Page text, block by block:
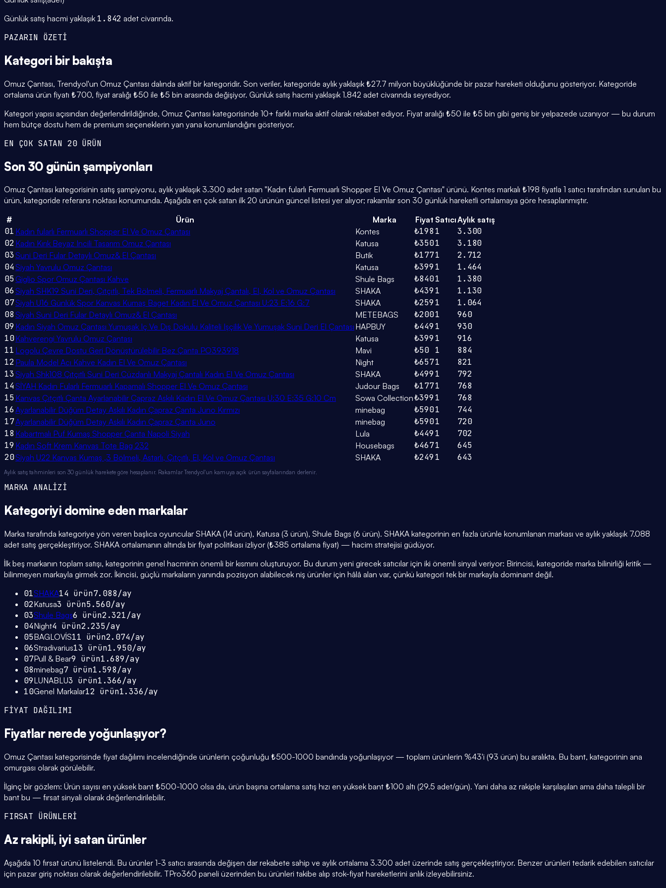
Günlük satış hacmi yaklaşık 1.842 adet civarında.
PAZARIN ÖZETİ
Kategori bir bakışta
Omuz Çantası, Trendyol'un Omuz Çantası dalında aktif bir kategoridir. Son veriler, kategoride aylık yaklaşık ₺27.7 milyon büyüklüğünde bir pazar hareketi olduğunu gösteriyor. Kategoride
ortalama ürün fiyatı ₺700, fiyat aralığı ₺50 ile ₺5 bin arasında değişiyor. Günlük satış hacmi yaklaşık 1.842 adet civarında seyrediyor.
Kategori yapısı açısından değerlendirildiğinde, Omuz Çantası kategorisinde 10+ farklı marka aktif olarak rekabet ediyor. Fiyat aralığı ₺50 ile ₺5 bin gibi geniş bir yelpazede uzanıyor — bu durum
hem bütçe dostu hem de premium seçeneklerin yan yana konumlandığını gösteriyor.
EN ÇOK SATAN 20 ÜRÜN
Son 30 günün şampiyonları
Omuz Çantası kategorisinin satış şampiyonu, aylık yaklaşık 3.300 adet satan "Kadın fularlı Fermuarlı Shopper El Ve Omuz Çantası" ürünü. Kontes markalı ₺198 fiyatla 1 satıcı tarafından sunulan bu
ürün, kategoride referans noktası konumunda. Aşağıda en çok satan ilk 20 ürünün güncel listesi yer alıyor; rakamlar son 30 günlük hareketli ortalamaya göre hesaplanmıştır.
#
Ürün Marka Fiyat SatıcıAylık satış
01 Kadın fularlı Fermuarlı Shopper El Ve Omuz Çantası Kontes ₺198 1
3.300
02 Kadın Kırık Beyaz Incili Tasarım Omuz Çantası Katusa ₺3501
3.180
03Suni Deri Fular Detaylı Omuz& El Çantası Butik ₺1771
2.712
04Siyah Yavrulu Omuz Çantası Katusa ₺399 1
1.464
05 Giglio Spor Omuz Çantası Kahve Shule Bags ₺8401
1.380
06 Siyah SHK19 Suni Deri, Çıtçıtlı, Tek Bölmeli, Fermuarlı Makyaj Çantalı, El, Kol ve Omuz Çantası SHAKA ₺439 1
1.130
07Siyah U16 Günlük Spor Kanvas Kumaş Baget Kadın El Ve Omuz Çantası U:23 E:16 G:7 SHAKA ₺259 1
1.064
08 Siyah Suni Deri Fular Detaylı Omuz& El Çantası METEBAGS ₺2001
960
09 Kadın Siyah Omuz Çantası Yumuşak Iç Ve Dış Dokulu Kaliteli Işçilik Ve Yumuşak Suni Deri El Çantası HAPBUY ₺449 1
930
10Kahverengi Yavrulu Omuz Çantası Katusa ₺399 1
916
11 Logolu Çevre Dostu Geri Dönüştürülebilir Bez Çanta PO393918 Mavi ₺50 1
884
12 Paula Model Acı Kahve Kadın El Ve Omuz Çantası Night ₺6571
821
13Siyah Shk108 Çıtçıtlı Suni Deri Cüzdanlı Makyaj Çantalı Kadın El Ve Omuz Çantası SHAKA ₺499 1
792
14SİYAH Kadın Fularlı Fermuarlı Kapamalı Shopper El Ve Omuz Çantası Judour Bags ₺1771
768
15 Kanvas Çıtçıtlı Çanta Ayarlanabilir Çapraz Askılı Kadın El Ve Omuz Çantası U:30 E:35 G:10 Cm Sowa Collection₺399 1
768
16 Ayarlanabilir Düğüm Detay Askılı Kadın Çapraz Çanta Juno Kırmızı minebag ₺5901
744
17Ayarlanabilir Düğüm Detay Askılı Kadın Çapraz Çanta Juno minebag ₺5901
720
18 Kabartmalı Puf Kumaş Shopper Çanta Napoli Siyah Lula ₺449 1
702
19 Kadın Soft Krem Kanvas Tote Bag 232 Housebags ₺4671
645
20Siyah U22 Kanvas Kumaş ,3 Bölmeli, Astarlı, Çıtçıtlı, El, Kol ve Omuz Çantası SHAKA ₺249 1 643
Aylık satış tahminleri son 30 günlük harekete göre hesaplanır. Rakamlar Trendyol'un kamuya açık ürün sayfalarından derlenir.
MARKA ANALİZİ
Kategoriyi domine eden markalar
Marka tarafında kategoriye yön veren başlıca oyuncular SHAKA (14 ürün), Katusa (3 ürün), Shule Bags (6 ürün). SHAKA kategorinin en fazla ürünle konumlanan markası ve aylık yaklaşık 7.088
adet satış gerçekleştiriyor. SHAKA ortalamanın altında bir fiyat politikası izliyor (₺385 ortalama fiyat) — hacim stratejisi güdüyor.
İlk beş markanın toplam satışı, kategorinin genel hacminin önemli bir kısmını oluşturuyor. Bu durum yeni girecek satıcılar için iki önemli sinyal veriyor: Birincisi, kategoride marka bilinirliği kritik —
bilinmeyen markayla girmek zor. İkincisi, güçlü markaların yanında pozisyon alabilecek niş ürünler için hâlâ alan var, çünkü kategori tek bir markayla dominant değil.
01SHAKA14 ürün7.088/ay
02Katusa3 ürün5.560/ay
03Shule Bags6 ürün2.321/ay
04Night4 ürün2.235/ay
05BAGLOVİS11 ürün2.074/ay
06Stradivarius13 ürün1.950/ay
07Pull & Bear9 ürün1.689/ay
08minebag7ürün1.598/ay
09LUNABLU3 ürün1.366/ay
10Genel Markalar12 ürün1.336/ay
FİYAT DAĞILIMI
Fiyatlar nerede yoğunlaşıyor?
Omuz Çantası kategorisinde fiyat dağılımı incelendiğinde ürünlerin çoğunluğu ₺500-1000 bandında yoğunlaşıyor — toplam ürünlerin %43'i (93 ürün) bu aralıkta. Bu bant, kategorinin ana
omurgası olarak görülebilir.
İlginç bir gözlem: Ürün sayısı en yüksek bant ₺500-1000 olsa da, ürün başına ortalama satış hızı en yüksek bant ₺100 altı (29.5 adet/gün). Yani daha az rakiple karşılaşılan ama daha talepli bir
bant bu — fırsat sinyali olarak değerlendirilebilir.
FIRSAT ÜRÜNLERİ
Az rakipli, iyi satan ürünler
Aşağıda 10 fırsat ürünü listelendi. Bu ürünler 1-3 satıcı arasında değişen dar rekabete sahip ve aylık ortalama 3.300 adet üzerinde satış gerçekleştiriyor. Benzer ürünleri tedarik edebilen satıcılar
için pazar giriş noktası olarak değerlendirilebilir. TPro360 paneli üzerinden bu ürünleri takibe alıp stok-fiyat hareketlerini anlık izleyebilirsiniz.